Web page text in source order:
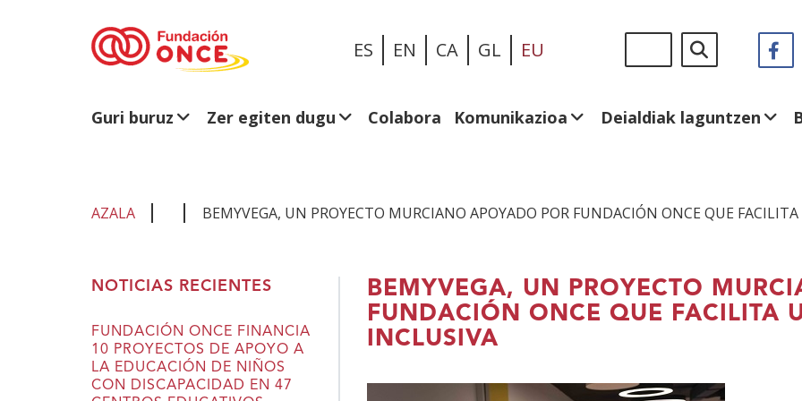
ES EN CA GL EU
en:
Guri buruz Zer egiten dugu Colabora Komunikazioa Deialdiak laguntzen
AZALA BEMYVEGA, UN PROYECTO MURCIANO APOYADO POR FUNDACIÓN ONCE QUE
BEMYVEGA, UN PROYECTO
FUNDACIÓN ONCE QUE FACILITA
INCLUSIVA
NOTICIAS RECIENTES
FUNDACIÓN ONCE FINANCIA
10 PROYECTOS DE APOYO A
LA EDUCACIÓN DE NIÑOS
CON DISCAPACIDAD EN 47